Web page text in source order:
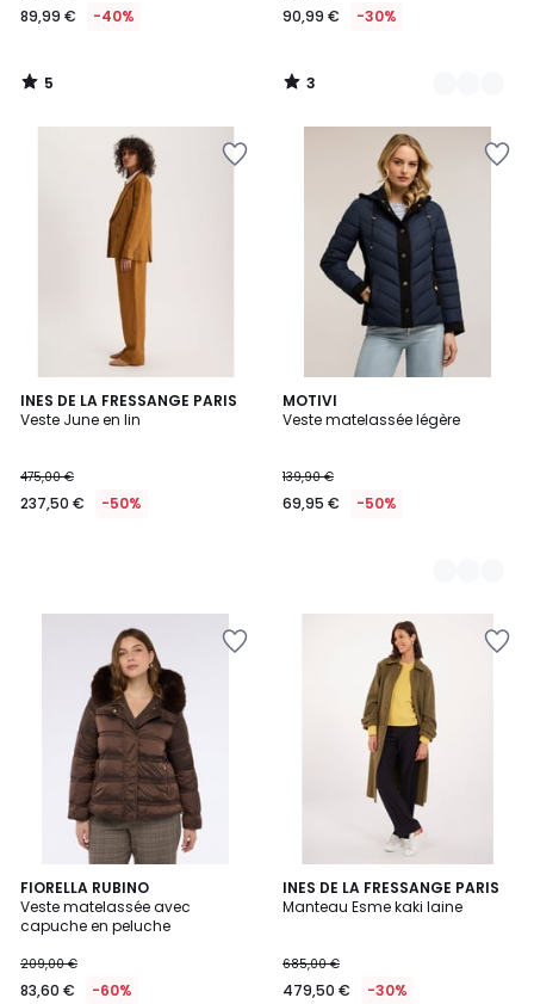
89,99 € -40%
5
/
90,99 € -30%
3
/
INES DE LA FRESSANGE PARIS
Veste June en lin
475,00 €
237,50 € -50%
MOTIVI
Veste matelassée légère
139,90 €
69,95 € -50%
2
Couleurs
FIORELLA RUBINO
Veste matelassée avec
capuche en peluche
209,00 €
83,60 € -60%
INES DE LA FRESSANGE PARIS
Manteau Esme kaki laine
685,00 €
479,50 € -30%